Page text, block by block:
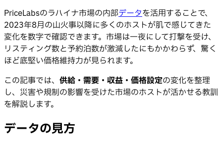
PriceLabsのラハイナ市場の内部データを活用することで、
2023年8月の山火事以降に多くのホストが肌で感じてきた
変化を数字で確認できます。市場は一夜にして打撃を受け、
リスティング数と予約泊数が激減したにもかかわらず、驚く
ほど底堅い価格維持力が見られます。
この記事では、 供給・需要・収益・価格設定の変化を整理
し、災害や規制の影響を受けた市場のホストが活かせる教訓
を解説します。
データの見方